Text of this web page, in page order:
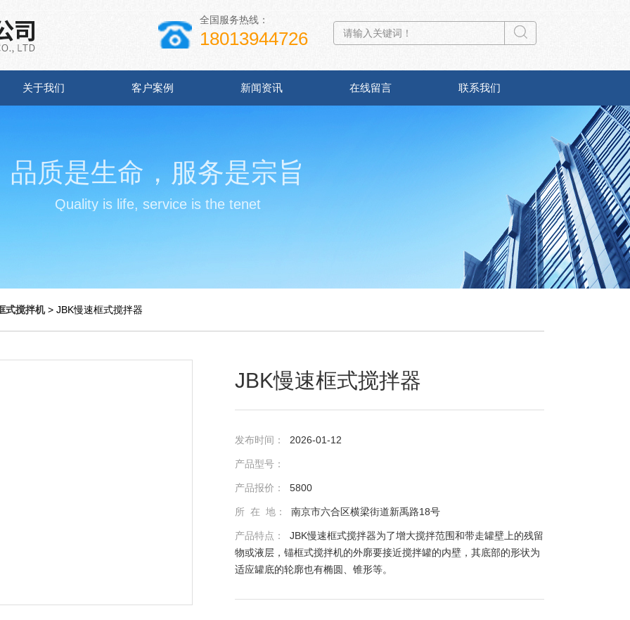
全国服务热线：
18013944726
关于我们 客户案例 新闻资讯 在线留言 联系我们
品质是生命，服务是宗旨
Quality is life, service is the tenet
式搅拌机> JBK慢速框式搅拌器
JBK慢速框式搅拌器
发布时间： 2026-01-12
产品型号：
产品报价： 5800
所 在 地： 南京市六合区横梁街道新禹路18号
产品特点： JBK慢速框式搅拌器为了增大搅拌范围和带走罐壁上的残留
物或液层，锚框式搅拌机的外廓要接近搅拌罐的内壁，其底部的形状为
适应罐底的轮廓也有椭圆、锥形等。